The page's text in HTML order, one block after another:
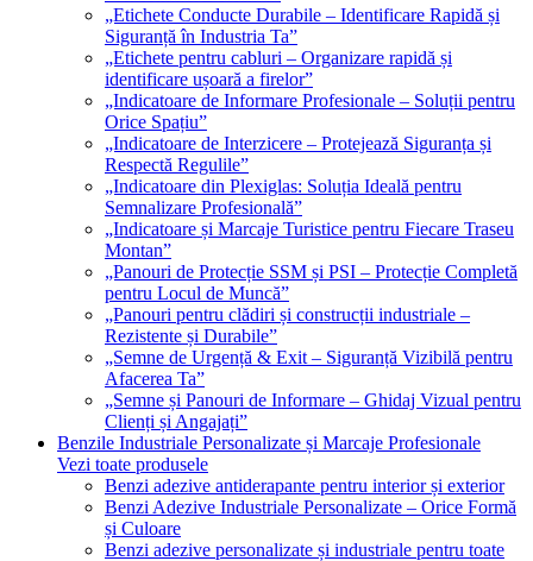
„Etichete Conducte Durabile – Identificare Rapidă și
Siguranță în Industria Ta”
„Etichete pentru cabluri – Organizare rapidă și
identificare ușoară a firelor”
„Indicatoare de Informare Profesionale – Soluții pentru
Orice Spațiu”
„Indicatoare de Interzicere – Protejează Siguranța și
Respectă Regulile”
„Indicatoare din Plexiglas: Soluția Ideală pentru
Semnalizare Profesională”
„Indicatoare și Marcaje Turistice pentru Fiecare Traseu
Montan”
„Panouri de Protecție SSM și PSI – Protecție Completă
pentru Locul de Muncă”
„Panouri pentru clădiri și construcții industriale –
Rezistente și Durabile”
„Semne de Urgență & Exit – Siguranță Vizibilă pentru
Afacerea Ta”
„Semne și Panouri de Informare – Ghidaj Vizual pentru
Clienți și Angajați”
Benzile Industriale Personalizate și Marcaje Profesionale
Vezi toate produsele
Benzi adezive antiderapante pentru interior și exterior
Benzi Adezive Industriale Personalizate – Orice Formă
și Culoare
Benzi adezive personalizate și industriale pentru toate